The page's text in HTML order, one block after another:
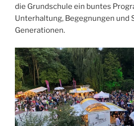
die Grundschule ein buntes
Unterhaltung, Begegnungen und
Generationen.